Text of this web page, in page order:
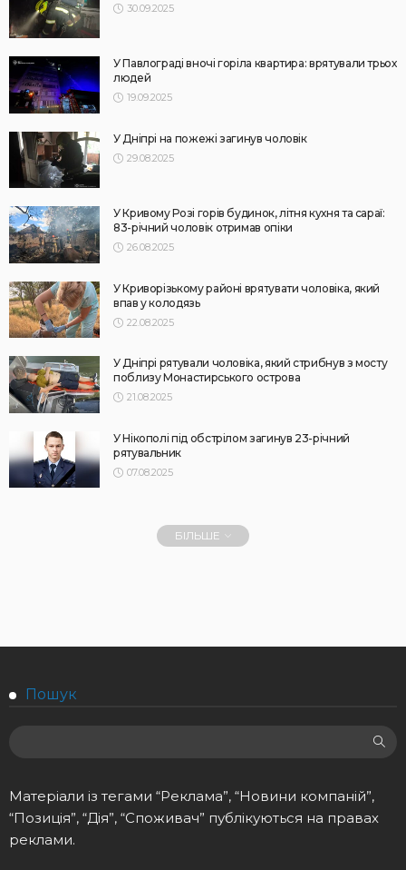
30.09.2025
У Павлограді вночі горіла квартира: врятували трьох
людей
19.09.2025
У Дніпрі на пожежі загинув чоловік
29.08.2025
У Кривому Розі горів будинок, літня кухня та сараї:
83-річний чоловік отримав опіки
26.08.2025
У Криворізькому районі врятувати чоловіка, який
впав у колодязь
22.08.2025
У Дніпрі рятували чоловіка, який стрибнув з мосту
поблизу Монастирського острова
21.08.2025
У Нікополі під обстрілом загинув 23-річний
рятувальник
07.08.2025
БІЛЬШЕ
Пошук
Матеріали із тегами “Реклама”, “Новини компаній”,
“Позиція”, “Дія”, “Споживач” публікуються на правах
реклами.